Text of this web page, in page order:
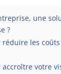
une
?
les
accroître votre